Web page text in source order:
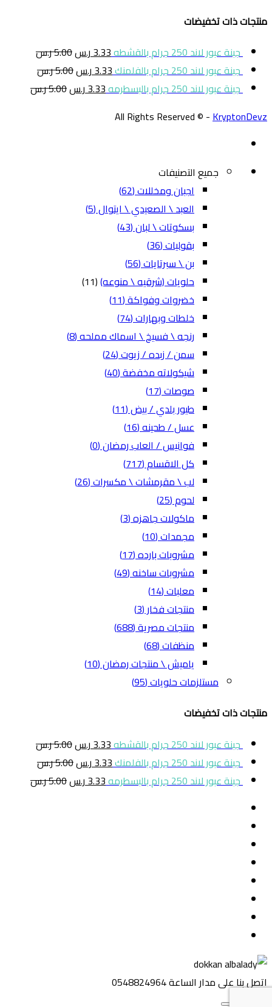
منتجات ذات تخفيضات
جبنة عبور لاند 250 جرام بالقشطه
3.33ر.س5.00ر.س
جبنة عبور لاند 250 جرام بالفلمنك
3.33ر.س5.00ر.س
جبنة عبور لاند 250 جرام بالبسطرمه
3.33ر.س5.00ر.س
All Rights Reserved © -KryptonDevz
جميع التصنيفات
اجبان ومخللات(62)
العبد \ الصعيدي \ ايتوال(5)
بسكوتات \ لبان(43)
بقوليات(36)
بن \ سبرتايات(56)
حلويات (شرقيه \ منوعه)(11)
خضروات وفواكة(11)
خلطات وبهارات(74)
رنجه \ فسيخ \ اسماك مملحه(8)
سمن / زبده / زيوت(24)
شيكولاته مخفضة(40)
صوصات(17)
طيور بلدي / بيض(11)
عسل / طحينه(16)
فوانيس / العاب رمضان(0)
كل الاقسام(717)
لب \ مقرمشات \ مكسرات(26)
لحوم(25)
ماكولات جاهزه(3)
مجمدات(10)
مشروبات بارده(17)
مشروبات ساخنه(49)
معلبات(14)
منتجات فخار(3)
منتجات مصرية(688)
منظفات(68)
ياميش \ منتجات رمضان(10)
مستلزمات حلويات(95)
منتجات ذات تخفيضات
جبنة عبور لاند 250 جرام بالقشطه
3.33ر.س5.00ر.س
جبنة عبور لاند 250 جرام بالفلمنك
3.33ر.س5.00ر.س
جبنة عبور لاند 250 جرام بالبسطرمه
3.33ر.س5.00ر.س
اتصل بنا على مدار الساعة0548824964